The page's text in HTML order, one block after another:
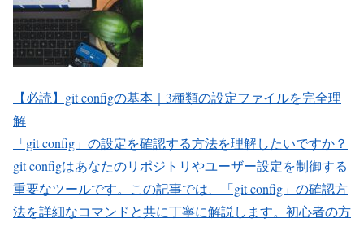
【必読】git configの基本｜3種類の設定ファイルを完全理
解
「git config」の設定を確認する方法を理解したいですか？
git configはあなたのリポジトリやユーザー設定を制御する
重要なツールです。この記事では、「git config」の確認方
法を詳細なコマンドと共に丁寧に解説します。初心者の方